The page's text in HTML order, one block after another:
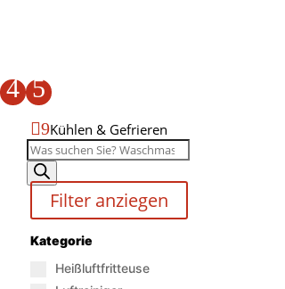
4 5
9Kühlen & Gefrieren
Produktsuche
Filter anziegen
Kategorie
Heißluftfritteuse